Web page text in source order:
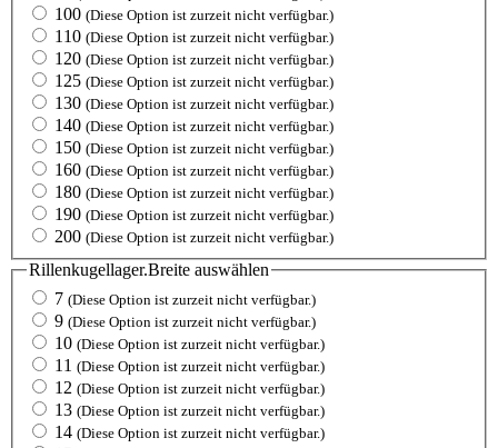
100 (Diese Option ist zurzeit nicht verfügbar.)
110 (Diese Option ist zurzeit nicht verfügbar.)
120 (Diese Option ist zurzeit nicht verfügbar.)
125 (Diese Option ist zurzeit nicht verfügbar.)
130 (Diese Option ist zurzeit nicht verfügbar.)
140 (Diese Option ist zurzeit nicht verfügbar.)
150 (Diese Option ist zurzeit nicht verfügbar.)
160 (Diese Option ist zurzeit nicht verfügbar.)
180 (Diese Option ist zurzeit nicht verfügbar.)
190 (Diese Option ist zurzeit nicht verfügbar.)
200 (Diese Option ist zurzeit nicht verfügbar.)
Rillenkugellager.Breite auswählen
7 (Diese Option ist zurzeit nicht verfügbar.)
9 (Diese Option ist zurzeit nicht verfügbar.)
10 (Diese Option ist zurzeit nicht verfügbar.)
11 (Diese Option ist zurzeit nicht verfügbar.)
12 (Diese Option ist zurzeit nicht verfügbar.)
13 (Diese Option ist zurzeit nicht verfügbar.)
14 (Diese Option ist zurzeit nicht verfügbar.)